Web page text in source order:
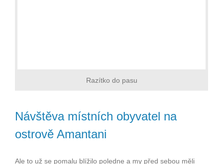
Razítko do pasu
Návštěva místních obyvatel na
ostrově Amantani
Ale to už se pomalu blížilo poledne a my před sebou měli